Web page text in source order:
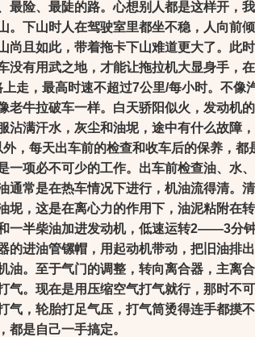
最险、最陡的路。心想别人都是这样开，
。下山时人在驾驶室里都坐不稳，人向前
尚且如此，带着拖卡下山难道更大了。此
没有用武之地，才能让拖拉机大显身手，
走，最高时速不超过7公里/每小时。不像
老牛拉破车一样。白天骄阳似火，发动机
沾满汗水，灰尘和油坭，途中有什么故障，
，每天出车前的检查和收车后的保养，都
一项必不可少的工作。出车前检查油、水
通常是在热车情况下进行，机油流得清。
坭，这是在离心力的作用下，油泥粘附在
一半柴油加进发动机，低速运转2——3分
的进油管镙帽，用起动机带动，把旧油排
油。至于气门的调整，转向离合器，主离
气。现在是用压缩空气打气就行，那时不
气，轮胎打足气压，打气筒烫得连手都摸
都是自己一手搞定。